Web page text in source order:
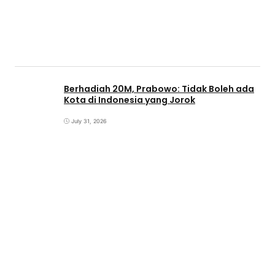
Berhadiah 20M, Prabowo: Tidak Boleh ada
Kota di Indonesia yang Jorok
July 31, 2026